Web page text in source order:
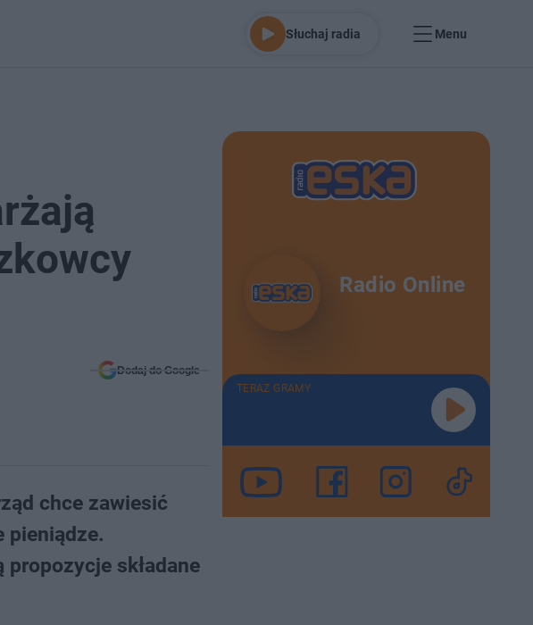
Słuchaj radia Menu
Dodaj do Google
chce zawiesić
pieniądze.
składane
Radio Online
TERAZ GRAMY